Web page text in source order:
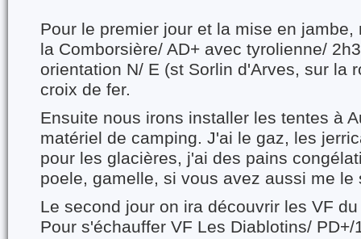
Pour le premier jour et la mise en
la Comborsière/ AD+ avec tyrolienne/
orientation N/ E (st Sorlin d'Arves, sur la
croix de fer.
Ensuite nous irons installer les tentes à
matériel de camping. J'ai le gaz, les
pour les glacières, j'ai des pains
poele, gamelle, si vous avez aussi me le
Le second jour on ira découvrir les VF
Pour s'échauffer VF Les Diablotins/ PD+/